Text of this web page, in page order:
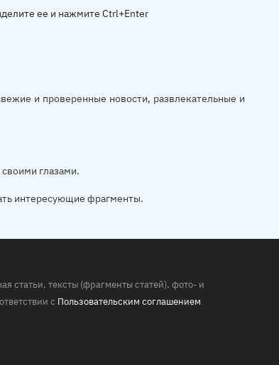
ее и нажмите Ctrl+Enter
и проверенные новости, развлекательные и
глазами.
интересующие фрагменты.
статьи, тексты (фрагменты статей), фото- и
с Пользовательским соглашением